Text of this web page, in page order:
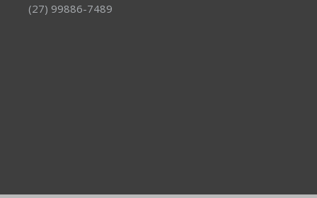
(27) 99886-7489